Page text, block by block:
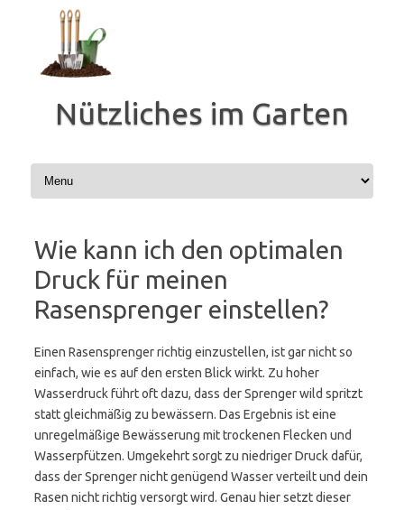
springen
Nützliches im Garten
Wie kann ich den optimalen
Druck für meinen
Rasensprenger einstellen?
Einen Rasensprenger richtig einzustellen, ist gar nicht so
einfach, wie es auf den ersten Blick wirkt. Zu hoher
Wasserdruck führt oft dazu, dass der Sprenger wild spritzt
statt gleichmäßig zu bewässern. Das Ergebnis ist eine
unregelmäßige Bewässerung mit trockenen Flecken und
Wasserpfützen. Umgekehrt sorgt zu niedriger Druck dafür,
dass der Sprenger nicht genügend Wasser verteilt und dein
Rasen nicht richtig versorgt wird. Genau hier setzt dieser